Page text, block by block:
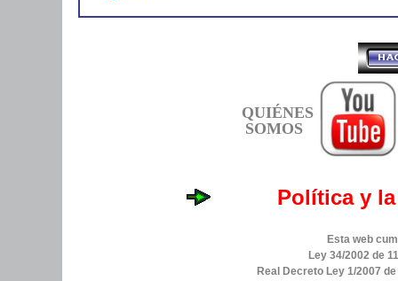
QUIÉNES
SOMOS
Política y
Esta web
Ley 34/2002 de
Real Decreto Ley 1/2007